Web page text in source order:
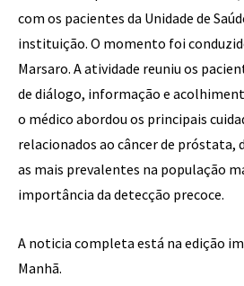
com os pacientes da Unidade de
instituição. O momento foi
Marsaro. A atividade reuniu os
de diálogo, informação e
o médico abordou os principais
relacionados ao câncer de próstata,
as mais prevalentes na população
importância da detecção precoce.
A noticia completa está na edição
Manhã.